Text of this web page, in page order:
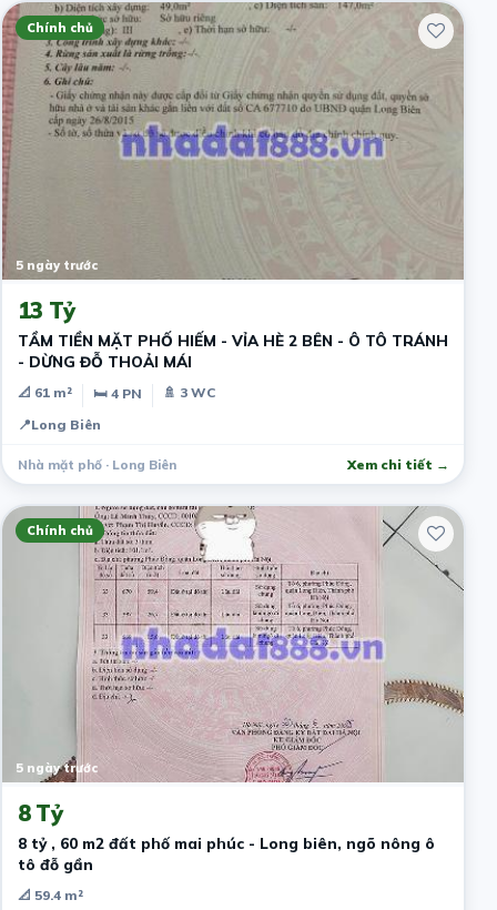
Chính chủ
5 ngày trước
13 Tỷ
TẦM TIỀN MẶT PHỐ HIẾM - VỈA HÈ 2 BÊN - Ô TÔ TRÁNH
- DỪNG ĐỖ THOẢI MÁI
📐 61 m² 🛏 4 PN
🚿 3 WC
📍Long Biên
Nhà mặt phố · Long Biên Xem chi tiết →
Chính chủ
5 ngày trước
8 Tỷ
8 tỷ , 60 m2 đất phố mai phúc - Long biên, ngõ nông ô
tô đỗ gần
📐 59.4 m²